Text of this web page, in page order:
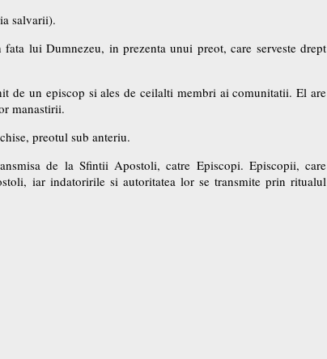
salvarii).
lui Dumnezeu, in prezenta unui preot, care serveste drept
de un episcop si ales de ceilalti membri ai comunitatii. El are
manastirii.
preotul sub anteriu.
de la Sfintii Apostoli, catre Episcopi. Episcopii, care
iar indatoririle si autoritatea lor se transmite prin ritualul